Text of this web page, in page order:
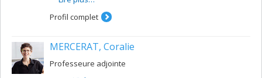
personne en position d'autorité (p.ex., un parent)
considère l'autre (p.ex., l'enfant) comme une
sentiments uniques et ayant droit au respect et à
l'autodétermination (Deci & Ryan, 1985, 2000).
Le soutien à l'autonomie est souvent
Profil complet
MERCERAT, Coralie
Professeure adjointe